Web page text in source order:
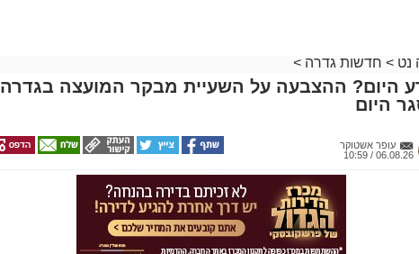
נט > חדשות גדרה >
היום? ההצבעה על השעיית מבקר המועצה בגדרה
היום
עופר אשטוקר
06.08.26 / 10:59